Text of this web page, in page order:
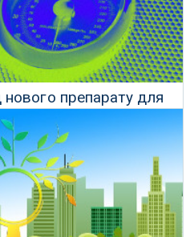
нового препарату для
2021 р.